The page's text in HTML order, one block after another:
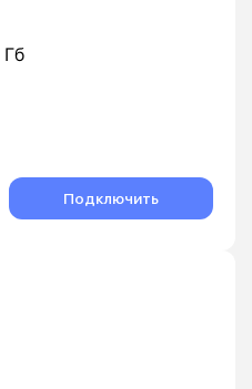
Гб
Подключить